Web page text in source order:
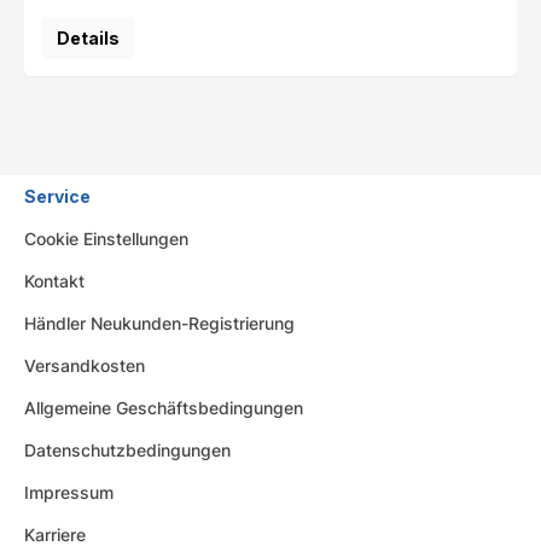
Details
Service
Cookie Einstellungen
Kontakt
Händler Neukunden-Registrierung
Versandkosten
Allgemeine Geschäftsbedingungen
Datenschutzbedingungen
Impressum
Karriere